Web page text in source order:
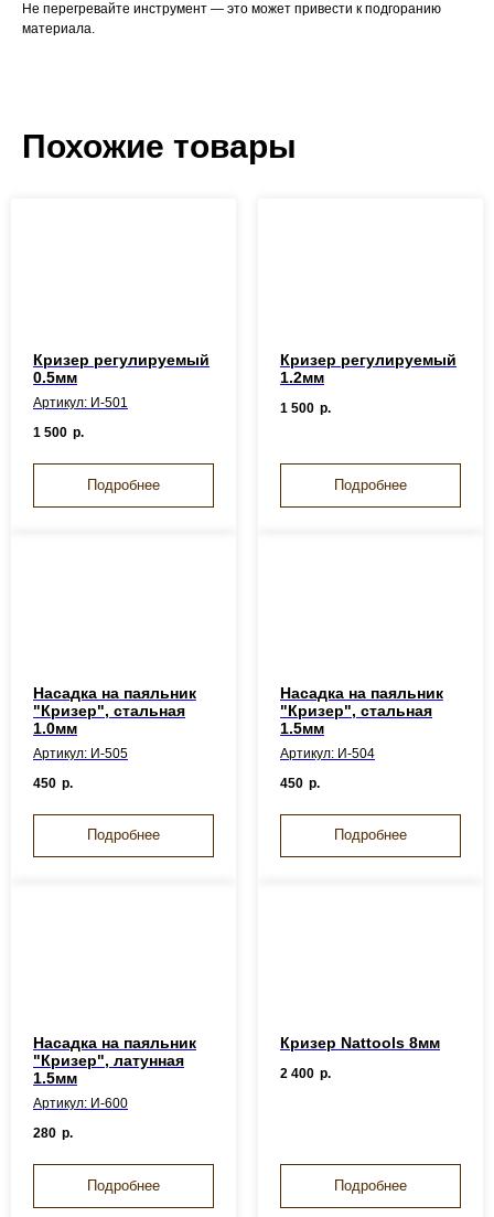
Не перегревайте инструмент — это может привести к подгоранию
материала.
Похожие товары
Кризер регулируемый
0.5мм
Артикул: И-501
1 500 р.
Подробнее
Кризер регулируемый
1.2мм
1 500 р.
Подробнее
Насадка на паяльник
"Кризер", стальная
1.0мм
Артикул: И-505
450 р.
Подробнее
Насадка на паяльник
"Кризер", стальная
1.5мм
Артикул: И-504
450 р.
Подробнее
Насадка на паяльник
"Кризер", латунная
1.5мм
Артикул: И-600
280 р.
Подробнее
Кризер Nattools 8мм
2 400 р.
Подробнее